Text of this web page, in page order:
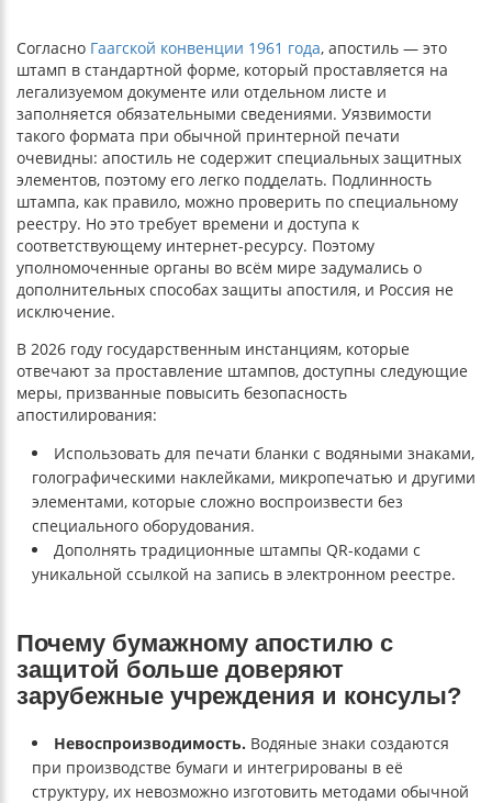
Согласно Гаагской конвенции 1961 года, апостиль — это
штамп в стандартной форме, который проставляется на
легализуемом документе или отдельном листе и
заполняется обязательными сведениями. Уязвимости
такого формата при обычной принтерной печати
очевидны: апостиль не содержит специальных защитных
элементов, поэтому его легко подделать. Подлинность
штампа, как правило, можно проверить по специальному
реестру. Но это требует времени и доступа к
соответствующему интернет-ресурсу. Поэтому
уполномоченные органы во всём мире задумались о
дополнительных способах защиты апостиля, и Россия не
исключение.
В 2026 году государственным инстанциям, которые
отвечают за проставление штампов, доступны следующие
меры, призванные повысить безопасность
апостилирования:
Использовать для печати бланки с водяными знаками,
голографическими наклейками, микропечатью и другими
элементами, которые сложно воспроизвести без
специального оборудования.
Дополнять традиционные штампы QR-кодами с
уникальной ссылкой на запись в электронном реестре.
Почему бумажному апостилю с
защитой больше доверяют
зарубежные учреждения и консулы?
Невоспроизводимость. Водяные знаки создаются
при производстве бумаги и интегрированы в её
структуру, их невозможно изготовить методами обычной